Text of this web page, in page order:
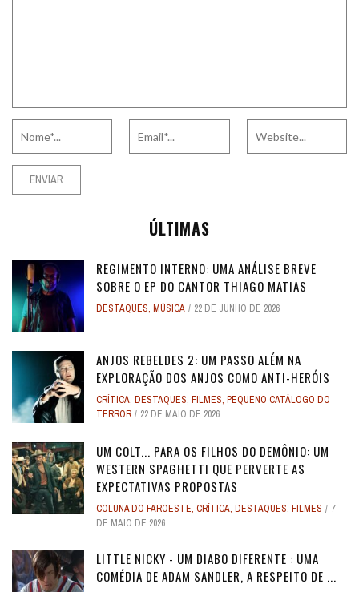
ÚLTIMAS
REGIMENTO INTERNO: UMA ANÁLISE BREVE
SOBRE O EP DO CANTOR THIAGO MATIAS
DESTAQUES, MÚSICA 22 DE JUNHO DE 2026
ANJOS REBELDES 2: UM PASSO ALÉM NA
EXPLORAÇÃO DOS ANJOS COMO ANTI-HERÓIS
CRÍTICA, DESTAQUES, FILMES, PEQUENO CATÁLOGO DO
TERROR
22 DE MAIO DE 2026
UM COLT... PARA OS FILHOS DO DEMÔNIO: UM
WESTERN SPAGHETTI QUE PERVERTE AS
EXPECTATIVAS PROPOSTAS
COLUNA DO FAROESTE, CRÍTICA, DESTAQUES, FILMES
7
DE MAIO DE 2026
LITTLE NICKY - UM DIABO DIFERENTE : UMA
COMÉDIA DE ADAM SANDLER, A RESPEITO DE ...